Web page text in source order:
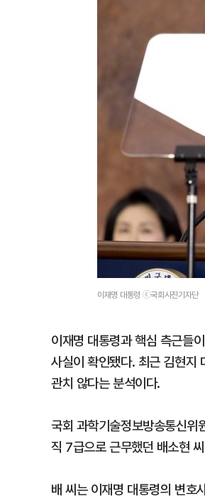
이재명 대통령 ⓒ국회사진기자단
이재명 대통령과 핵심 측근들
사실이 확인됐다. 최근 김현지
관치 않다는 분석이다.
국회 과학기술정보방송통신위
직 7급으로 근무했던 배소현
배 씨는 이재명 대통령의 변호